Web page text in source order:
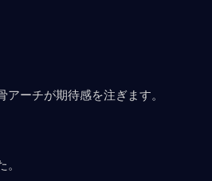
ーチが期待感を注ぎます。